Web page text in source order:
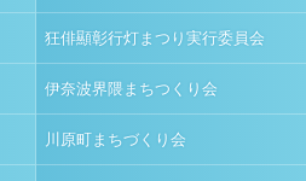
狂俳顯彰行灯まつり実行委員会
伊奈波界隈まちつくり会
川原町まちづくり会